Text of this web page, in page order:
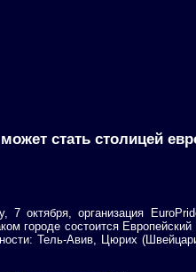
стать столицей
7 октября, организация
городе состоится
Тель-Авив, Цюрих